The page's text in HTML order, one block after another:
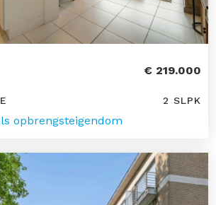
€ 219.000
2 SLPK
opbrengsteigendom